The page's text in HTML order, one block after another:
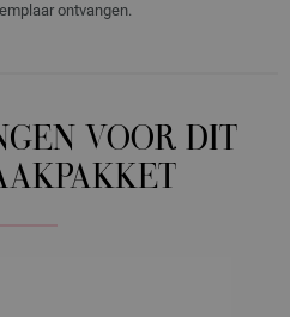
ontvangen.
VOOR DIT